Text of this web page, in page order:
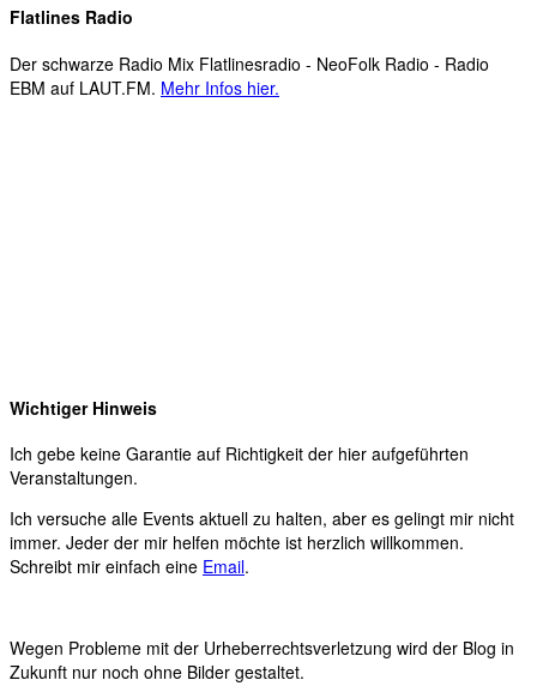
Flatlines Radio
Der schwarze Radio Mix Flatlinesradio - NeoFolk Radio - Radio
EBM auf LAUT.FM. Mehr Infos hier.
Wichtiger Hinweis
Ich gebe keine Garantie auf Richtigkeit der hier aufgeführten
Veranstaltungen.
Ich versuche alle Events aktuell zu halten, aber es gelingt mir nicht
immer. Jeder der mir helfen möchte ist herzlich willkommen.
Schreibt mir einfach eine Email.
Wegen Probleme mit der Urheberrechtsverletzung wird der Blog in
Zukunft nur noch ohne Bilder gestaltet.